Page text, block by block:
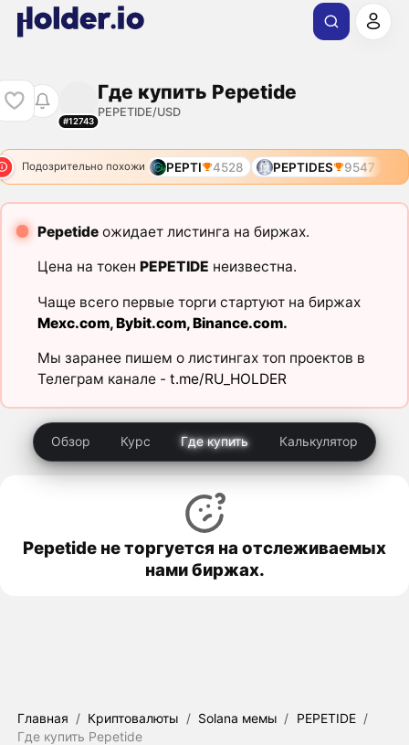
#12743
Где купить Pepetide
PEPETIDE/USD
Подозрительно похожи PEPTI 4528 PEPTIDES 9547
Pepetideожидает листинга на биржах.
Цена на токен PEPETIDE неизвестна.
Чаще всего первые торги стартуют на биржах
Mexc.com,Bybit.com,Binance.com.
Мы заранее пишем о листингах топ проектов в
Телеграм канале - t.me/RU_HOLDER
Обзор Курс Где купить Калькулятор
Pepetide не торгуется на отслеживаемых
нами биржах.
Главная / Криптовалюты / Solana мемы / PEPETIDE /
Где купить Pepetide